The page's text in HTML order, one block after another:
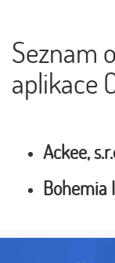
Seznam
aplikace
Ackee,
Bohemia